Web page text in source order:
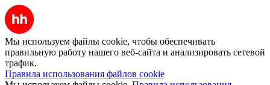
Мы используем файлы cookie, чтобы обеспечивать
правильную работу нашего веб-сайта и анализировать сетевой
трафик.
Правила использования файлов cookie